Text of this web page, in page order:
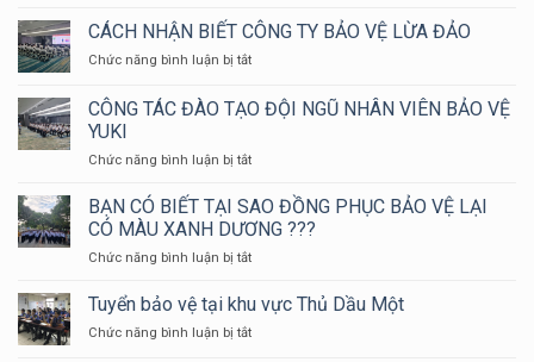
CHỮA
CHÁY
NẠN
HỘ
LONG
THÀNH
NĂM
2024
?
BẢO
NỮ
SỰ
NGHỀ
BẢO
CÁCH NHẬN BIẾT CÔNG TY BẢO VỆ LỪA ĐẢO
Chức năng bình luận bị tắtở
NHẬN
BIẾT
TY
VỆ
LỪA
ĐẢO
CÔNG TÁC ĐÀO TẠO ĐỘI NGŨ NHÂN VIÊN BẢO VỆ
YUKI
Chức năng bình luận bị tắtở
TÁC
ĐÀO
TẠO
ĐỘI
NHÂN
BẢO
BẠN CÓ BIẾT TẠI SAO ĐỒNG PHỤC BẢO VỆ LẠI
CÓ MÀU XANH DƯƠNG ???
Chức năng bình luận bị tắtở
BIẾT
TẠI
Tuyển bảo vệ tại khu vực Thủ Dầu Một
Chức năng bình luận bị tắtở